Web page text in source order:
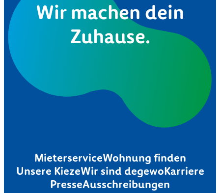
Wir machen dein
Zuhause.
MieterserviceWohnung finden
Unsere KiezeWir sind degewoKarriere
PresseAusschreibungen